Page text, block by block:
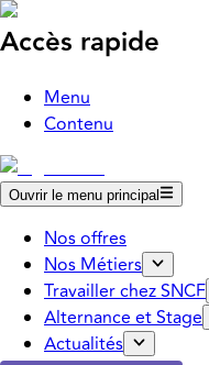
Accès rapide
Menu
Contenu
Ouvrir le menu principal
Nos offres
Nos Métiers
Travailler chez SNCF
Alternance et Stage
Actualités